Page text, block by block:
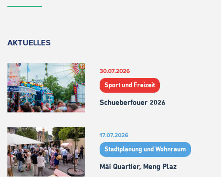
AKTUELLES
30.07.2026
Sport und Freizeit
Schueberfouer 2026
17.07.2026
Stadtplanung und Wohnraum
Mäi Quartier, Meng Plaz